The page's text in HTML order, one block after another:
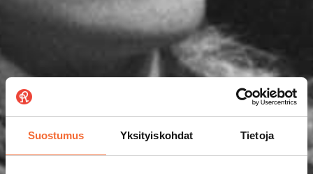
Suostumus Yksityiskohdat Tietoja